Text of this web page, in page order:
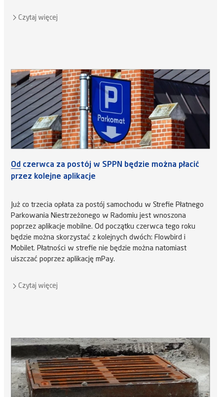
Czytaj więcej
Od czerwca za postój w SPPN będzie można płacić
przez kolejne aplikacje
Już co trzecia opłata za postój samochodu w Strefie Płatnego
Parkowania Niestrzeżonego w Radomiu jest wnoszona
poprzez aplikacje mobilne. Od początku czerwca tego roku
będzie można skorzystać z kolejnych dwóch: Flowbird i
Mobilet. Płatności w strefie nie będzie można natomiast
uiszczać poprzez aplikację mPay.
Czytaj więcej